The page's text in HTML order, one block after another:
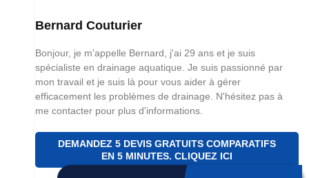
Bernard Couturier
Bonjour, je m'appelle Bernard, j'ai 29 ans et je suis
spécialiste en drainage aquatique. Je suis passionné par
mon travail et je suis là pour vous aider à gérer
efficacement les problèmes de drainage. N'hésitez pas à
me contacter pour plus d'informations.
DEMANDEZ 5 DEVIS GRATUITS COMPARATIFS
EN 5 MINUTES. CLIQUEZ ICI